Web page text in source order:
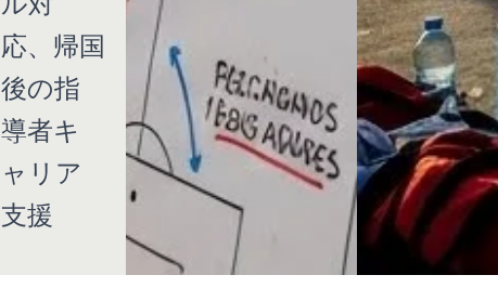
応、帰国
後の指
導者キ
ャリア
支援